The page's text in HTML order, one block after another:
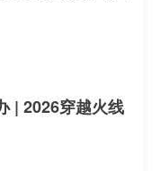
| 2026穿越火线